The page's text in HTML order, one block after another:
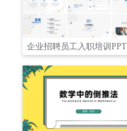
企业招聘员工入职培训PPT